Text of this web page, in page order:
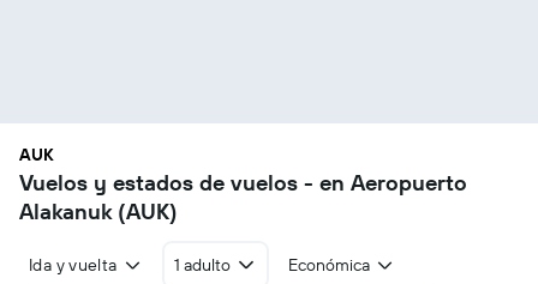
AUK
Vuelos y estados de vuelos - en Aeropuerto
Alakanuk (AUK)
Ida y vuelta 1 adulto Económica